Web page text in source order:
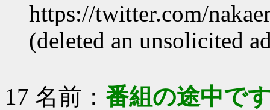
https://twitter.com/
(deleted an unsolicited
17 名前： 番組の途中で